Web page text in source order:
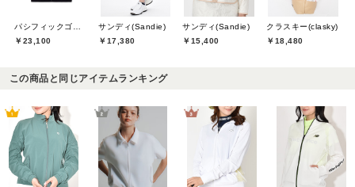
￥23,100
サンディ(Sandie)
￥17,380
サンディ(Sandie)
￥15,400
クラスキー(clasky)
￥18,480
この商品と同じアイテムランキング